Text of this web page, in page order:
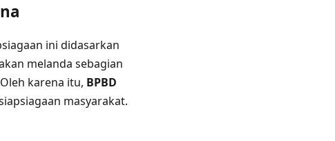
ini didasarkan
melanda sebagian
karena itu, BPBD
masyarakat.